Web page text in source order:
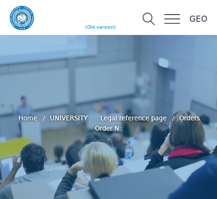
(Old version)
GEO
Home UNIVERSITY Legal reference page
Orders
Order N::